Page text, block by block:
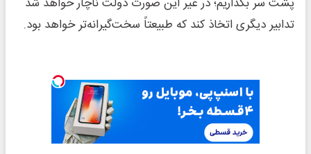
تدابیر دیگری اتخاذ کند که طبیعتاً سخت‌گیرانه‌تر خواهد بود.